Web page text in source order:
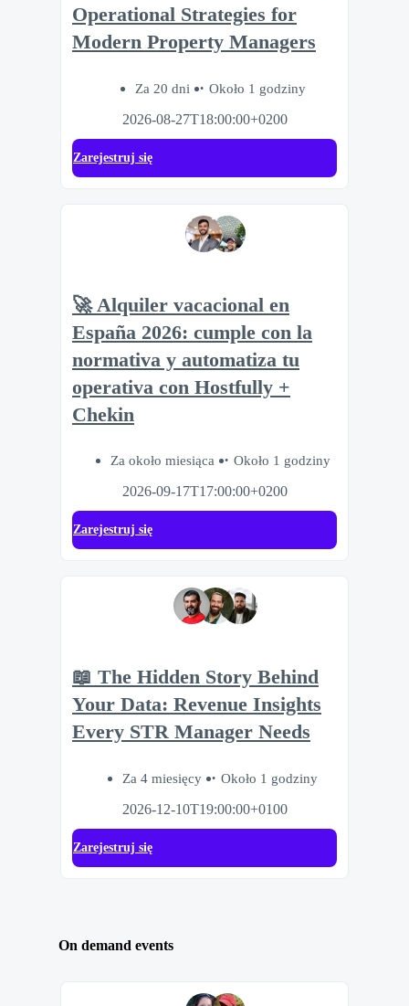
Operational Strategies for
Modern Property Managers
Za 20 dni
Około 1 godziny
2026-08-27T18:00:00+0200
Zarejestruj się
🚀 Alquiler vacacional en
España 2026: cumple con la
normativa y automatiza tu
operativa con Hostfully +
Chekin
Za około miesiąca
Około 1 godziny
2026-09-17T17:00:00+0200
Zarejestruj się
📖 The Hidden Story Behind
Your Data: Revenue Insights
Every STR Manager Needs
Za 4 miesięcy
Około 1 godziny
2026-12-10T19:00:00+0100
Zarejestruj się
On demand events